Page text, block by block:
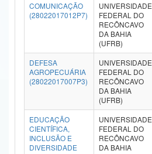
Secretaria de Governo
Gabinete de Segurança Institucional
Advocacia-Geral da União
Banco Central do Brasil
Planalto
COMUNICAÇÃO
(28022017012P7)
UNIVERSIDADE
FEDERAL DO
RECÔNCAVO
DA BAHIA
(UFRB)
DEFESA
AGROPECUÁRIA
(28022017007P3)
UNIVERSIDADE
FEDERAL DO
RECÔNCAVO
DA BAHIA
(UFRB)
EDUCAÇÃO
CIENTÍFICA,
INCLUSÃO E
DIVERSIDADE
UNIVERSIDADE
FEDERAL DO
RECÔNCAVO
DA BAHIA